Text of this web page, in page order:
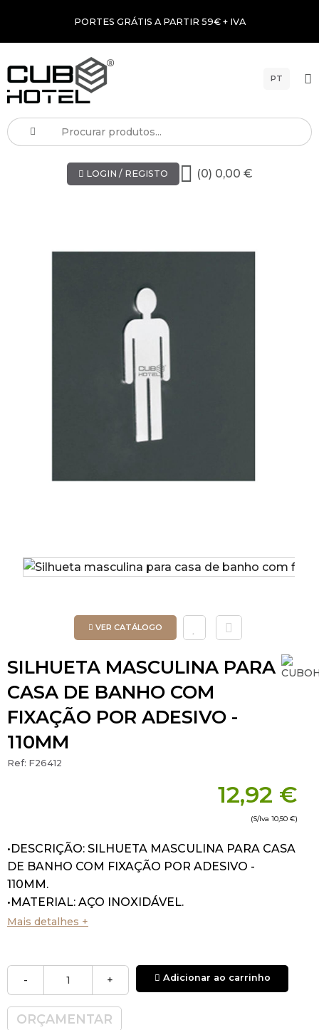
PORTES GRÁTIS A PARTIR 59€ + IVA
PT
LOGIN / REGISTO (0) 0,00 €
VER CATÁLOGO
SILHUETA MASCULINA PARA
CASA DE BANHO COM
FIXAÇÃO POR ADESIVO -
110MM
Ref: F26412
12,92 €
(S/Iva 10,50 €)
•DESCRIÇÃO: SILHUETA MASCULINA PARA CASA
DE BANHO COM FIXAÇÃO POR ADESIVO -
110MM.
•MATERIAL: AÇO INOXIDÁVEL.
•ACABAMENTO: SATINADO.
Mais detalhes +
- + Adicionar ao carrinho
ORÇAMENTAR